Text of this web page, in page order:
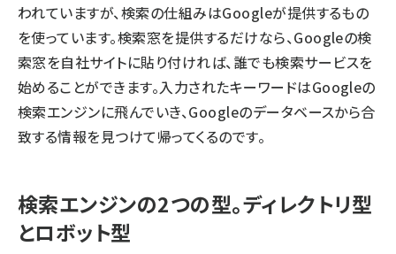
われていますが、検索の仕組みはGoogleが提供するもの
を使っています。検索窓を提供するだけなら、Googleの検
索窓を自社サイトに貼り付ければ、誰でも検索サービスを
始めることができます。入力されたキーワードはGoogleの
検索エンジンに飛んでいき、Googleのデータベースから合
致する情報を見つけて帰ってくるのです。
検索エンジンの2つの型。ディレクトリ型
とロボット型